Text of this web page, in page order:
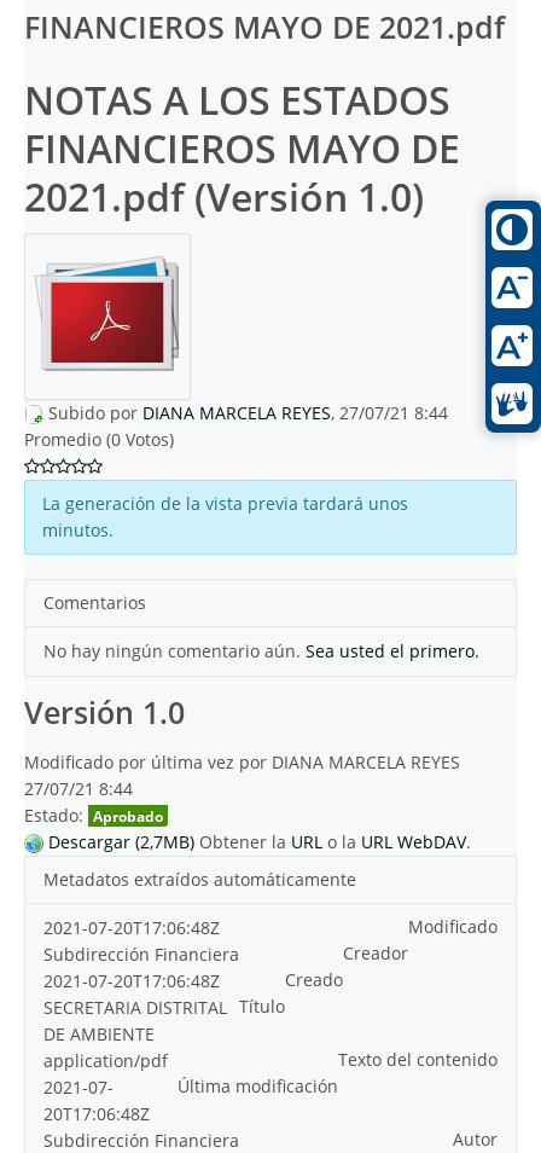
FINANCIEROS MAYO DE 2021.pdf
NOTAS A LOS ESTADOS
FINANCIEROS MAYO DE
2021.pdf (Versión 1.0)
Subido por DIANA MARCELA REYES, 27/07/21 8:44
Promedio (0 Votos)
La generación de la vista previa tardará unos
minutos.
Comentarios
No hay ningún comentario aún. Sea usted el primero.
Versión 1.0
Modificado por última vez por DIANA MARCELA REYES
27/07/21 8:44
Estado: Aprobado
Descargar (2,7MB) Obtener la URL o la URL WebDAV.
Metadatos extraídos automáticamente
Modificado
2021-07-20T17:06:48Z
Creador
Subdirección Financiera
Creado
2021-07-20T17:06:48Z
Título
SECRETARIA DISTRITAL
DE AMBIENTE
Texto del contenido
application/pdf
Última modificación
2021-07-
20T17:06:48Z
Autor
Subdirección Financiera